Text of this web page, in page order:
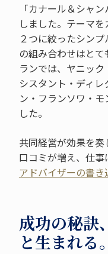
「カナール＆シャ
しました。テーマ
２つに絞ったシン
の組み合わせはと
ランでは、ヤニッ
シスタント・ディ
ン・フランソワ・
した。
共同経営が効果を奏
口コミが増え、仕
アドバイザーの書
成功の秘訣
と生まれる。